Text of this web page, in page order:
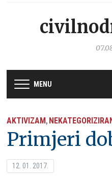
MENU
AKTIVIZAM,
Primjeri
12. 01. 2017.